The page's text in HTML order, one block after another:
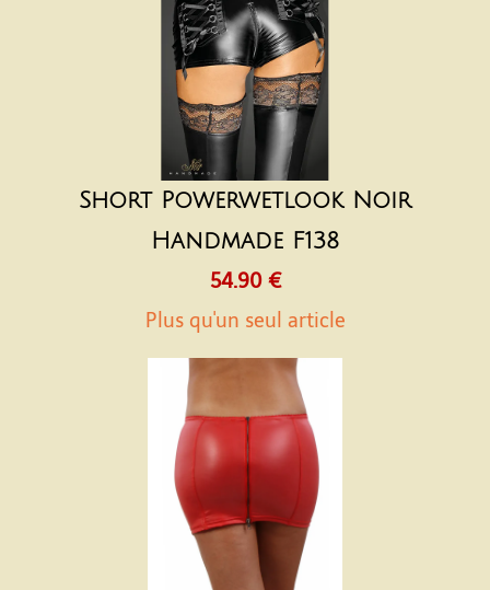
Short Powerwetlook Noir
Handmade F138
54.90 €
Plus qu'un seul article